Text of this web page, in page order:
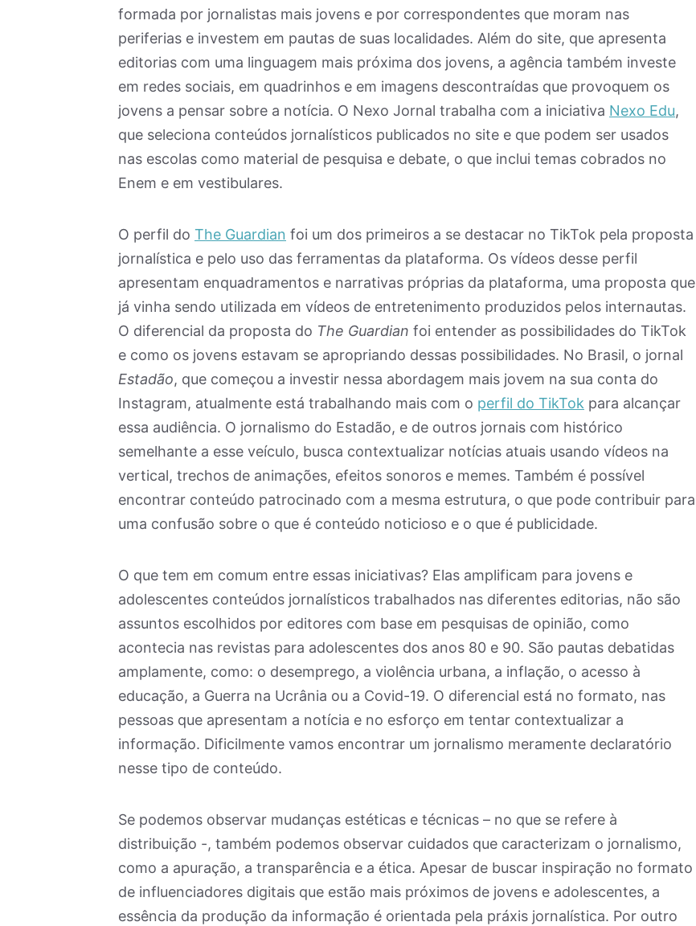
formada por jornalistas mais jovens e por correspondentes que moram nas
periferias e investem em pautas de suas localidades. Além do site, que apresenta
editorias com uma linguagem mais próxima dos jovens, a agência também investe
em redes sociais, em quadrinhos e em imagens descontraídas que provoquem os
jovens a pensar sobre a notícia. O Nexo Jornal trabalha com a iniciativa Nexo Edu,
que seleciona conteúdos jornalísticos publicados no site e que podem ser usados
nas escolas como material de pesquisa e debate, o que inclui temas cobrados no
Enem e em vestibulares.
O perfil do The Guardian foi um dos primeiros a se destacar no TikTok pela proposta
jornalística e pelo uso das ferramentas da plataforma. Os vídeos desse perfil
apresentam enquadramentos e narrativas próprias da plataforma, uma proposta que
já vinha sendo utilizada em vídeos de entretenimento produzidos pelos internautas.
O diferencial da proposta do The Guardian foi entender as possibilidades do TikTok
e como os jovens estavam se apropriando dessas possibilidades. No Brasil, o jornal
Estadão, que começou a investir nessa abordagem mais jovem na sua conta do
Instagram, atualmente está trabalhando mais com o perfil do TikTok para alcançar
essa audiência. O jornalismo do Estadão, e de outros jornais com histórico
semelhante a esse veículo, busca contextualizar notícias atuais usando vídeos na
vertical, trechos de animações, efeitos sonoros e memes. Também é possível
encontrar conteúdo patrocinado com a mesma estrutura, o que pode contribuir para
uma confusão sobre o que é conteúdo noticioso e o que é publicidade.
O que tem em comum entre essas iniciativas? Elas amplificam para jovens e
adolescentes conteúdos jornalísticos trabalhados nas diferentes editorias, não são
assuntos escolhidos por editores com base em pesquisas de opinião, como
acontecia nas revistas para adolescentes dos anos 80 e 90. São pautas debatidas
amplamente, como: o desemprego, a violência urbana, a inflação, o acesso à
educação, a Guerra na Ucrânia ou a Covid-19. O diferencial está no formato, nas
pessoas que apresentam a notícia e no esforço em tentar contextualizar a
informação. Dificilmente vamos encontrar um jornalismo meramente declaratório
nesse tipo de conteúdo.
Se podemos observar mudanças estéticas e técnicas – no que se refere à
distribuição -, também podemos observar cuidados que caracterizam o jornalismo,
como a apuração, a transparência e a ética. Apesar de buscar inspiração no formato
de influenciadores digitais que estão mais próximos de jovens e adolescentes, a
essência da produção da informação é orientada pela práxis jornalística. Por outro